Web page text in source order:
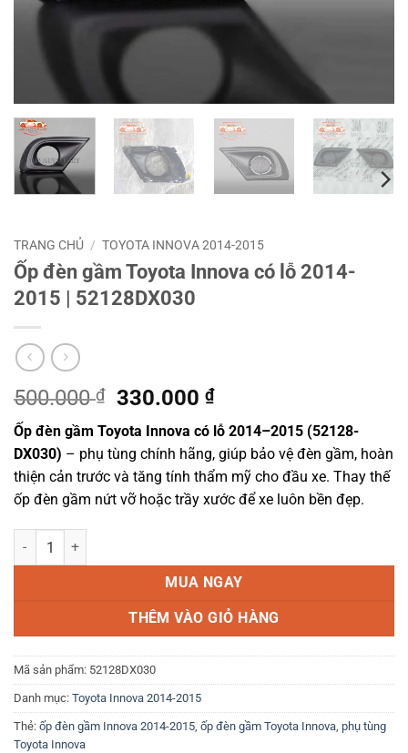
TRANG CHỦ / TOYOTA INNOVA 2014-2015
Ốp đèn gầm Toyota Innova có lỗ 2014-
2015 | 52128DX030
500.000₫
Giá
là:
500.000 ₫.
330.000₫Giá
hiện
tại
là:
330.000 ₫.
Ốp đèn gầm Toyota Innova có lỗ 2014–2015 (52128-
DX030) – phụ tùng chính hãng, giúp bảo vệ đèn gầm, hoàn
thiện cản trước và tăng tính thẩm mỹ cho đầu xe. Thay thế
ốp đèn gầm nứt vỡ hoặc trầy xước để xe luôn bền đẹp.
Ốp đèn gầm Toyota Innova có lỗ 2014-2015 | 52128DX030 số lượng
MUA NGAY
THÊM VÀO GIỎ HÀNG
Mã sản phẩm: 52128DX030
Danh mục: Toyota Innova 2014-2015
Thẻ: ốp đèn gầm Innova 2014-2015, ốp đèn gầm Toyota Innova, phụ tùng
Toyota Innova